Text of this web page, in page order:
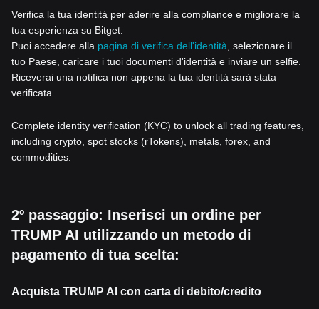
Verifica la tua identità per aderire alla compliance e migliorare la
tua esperienza su Bitget.
Puoi accedere alla pagina di verifica dell'identità , selezionare il
tuo Paese, caricare i tuoi documenti d'identità e inviare un selfie.
Riceverai una notifica non appena la tua identità sarà stata
verificata.
Complete identity verification (KYC) to unlock all trading features,
including crypto, spot stocks (rTokens), metals, forex, and
commodities.
2º passaggio: Inserisci un ordine per
TRUMP AI utilizzando un metodo di
pagamento di tua scelta:
Acquista TRUMP AI con carta di debito/credito